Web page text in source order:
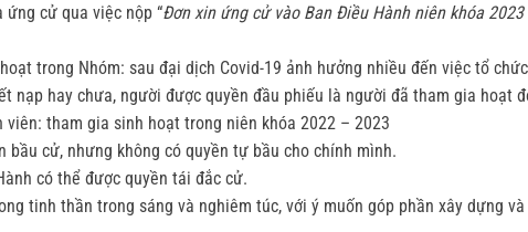
cử qua việc nộp “Đơn xin ứng cử vào Ban Điều Hành niên khóa
trong Nhóm: sau đại dịch Covid-19 ảnh hưởng nhiều đến việc tổ
nạp hay chưa, người được quyền đầu phiếu là người đã tham gia hoạt
tham gia sinh hoạt trong niên khóa 2022 – 2023
bầu cử, nhưng không có quyền tự bầu cho chính mình.
có thể được quyền tái đắc cử.
tinh thần trong sáng và nghiêm túc, với ý muốn góp phần xây dựng